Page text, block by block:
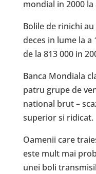
mondial in 2000 la
Bolile de rinichi
deces in lume la
de la 813 000 in
Banca Mondiala
patru grupe de
national brut –
superior si ridicat.
Oamenii care
este mult mai
unei boli